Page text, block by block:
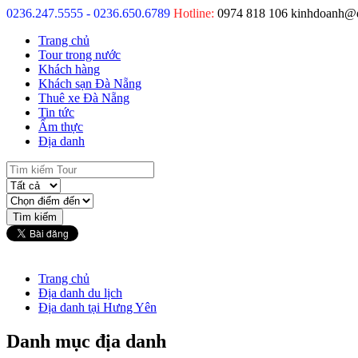
0236.247.5555 - 0236.650.6789 Hotline: 0974 818 106
Trang chủ
Tour trong nước
Khách hàng
Khách sạn Đà Nẵng
Thuê xe Đà Nẵng
Tin tức
Ẩm thực
Địa danh
Trang chủ
Địa danh du lịch
Địa danh tại Hưng Yên
Danh mục địa danh